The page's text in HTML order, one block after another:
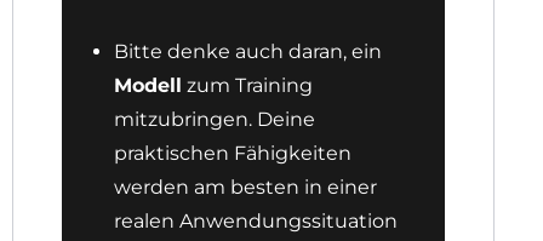
Bitte denke auch daran, ein
Modell zum Training
mitzubringen. Deine
praktischen Fähigkeiten
werden am besten in einer
realen Anwendungssituation